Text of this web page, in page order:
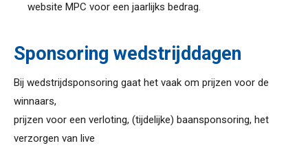
website MPC voor een jaarlijks bedrag.
Sponsoring wedstrijddagen
Bij wedstrijdsponsoring gaat het vaak om prijzen voor de
winnaars,
prijzen voor een verloting, (tijdelijke) baansponsoring, het
verzorgen van live